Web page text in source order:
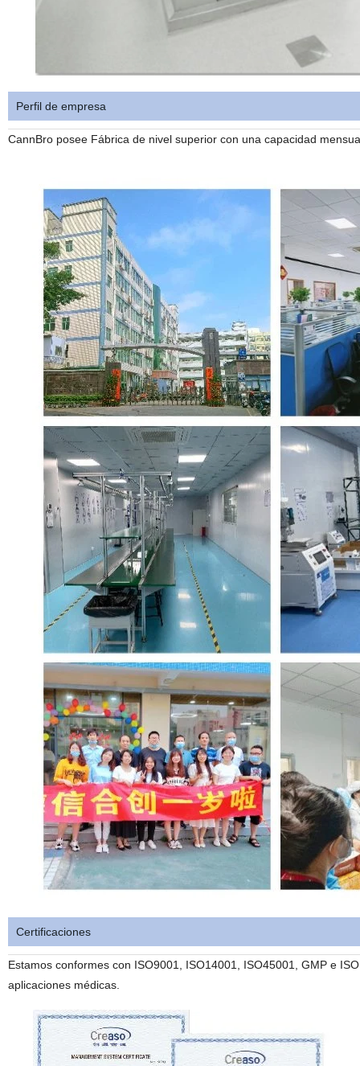
Perfil de empresa
CannBro posee Fábrica de nivel superior con una capacidad
Certificaciones
Estamos conformes con ISO9001, ISO14001, ISO45001, GMP e
aplicaciones médicas.